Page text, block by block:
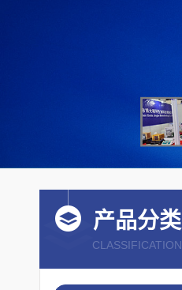
产品分类
CLASSIFICATION